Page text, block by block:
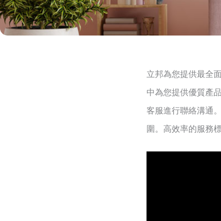
立邦為您提供最全
中為您提供優質產
客服進行聯絡溝通
圍。高效率的服務